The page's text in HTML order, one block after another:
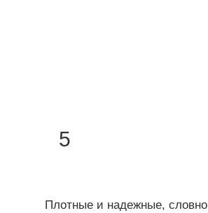
5
Плотные и надежные, словно